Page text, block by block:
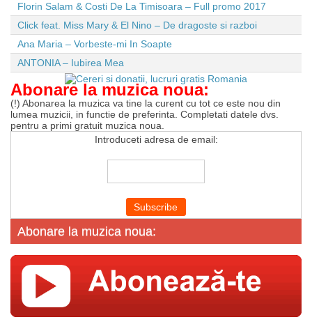
Florin Salam & Costi De La Timisoara – Full promo 2017
Click feat. Miss Mary & El Nino – De dragoste si razboi
Ana Maria – Vorbeste-mi In Soapte
ANTONIA – Iubirea Mea
Abonare la muzica noua:
(!) Abonarea la muzica va tine la curent cu tot ce este nou din
lumea muzicii, in functie de preferinta. Completati datele dvs.
pentru a primi gratuit muzica noua.
Introduceti adresa de email:
Abonare la muzica noua: